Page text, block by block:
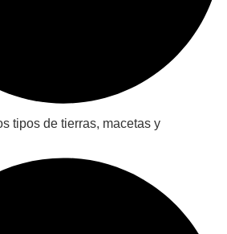
tipos de tierras, macetas y